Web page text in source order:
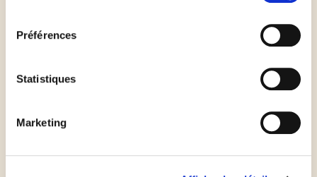
Préférences
Statistiques
Marketing
Débarrassez la crème chaude dans un récipient plat
et la filmez au contact avec un film alimentaire.
Laissez refroidir entièrement la crème environ 30